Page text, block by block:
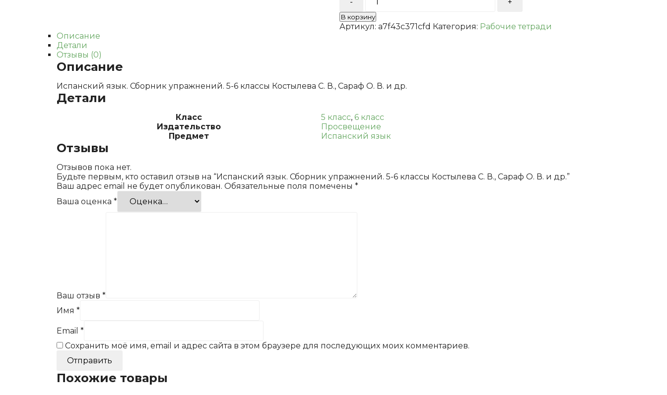
товара
Испанский
язык.
Сборник
Костылева
С.
О.
В.
и
В корзину
Артикул: a7f43c371cfd Категория: Рабочие тетради
Описание
Детали
Отзывы (0)
Описание
Испанский язык. Сборник упражнений. 5-6 классы Костылева С. В., Сараф О. В. и др.
Детали
Класс 5 класс, 6 класс
Издательство
Просвещение
Предмет
Испанский язык
Отзывы
Отзывов пока нет.
Будьте первым, кто оставил отзыв на “Испанский язык. Сборник упражнений. 5-6 классы Костылева С. В., Сараф О. В. и др.”
Ваш адрес email не будет опубликован. Обязательные поля помечены *
Ваша оценка *
Ваш отзыв *
Имя *
Email *
Сохранить моё имя, email и адрес сайта в этом браузере для последующих моих комментариев.
Похожие товары